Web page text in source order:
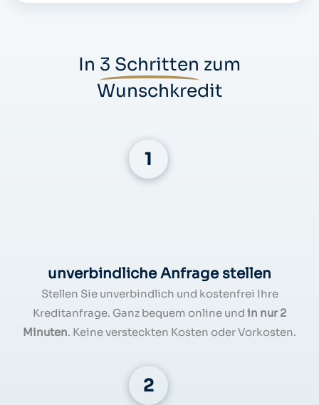
In 3 Schritten zum
Wunschkredit
unverbindliche Anfrage stellen
Stellen Sie unverbindlich und kostenfrei Ihre
Kreditanfrage. Ganz bequem online und in nur 2
Minuten. Keine versteckten Kosten oder Vorkosten.